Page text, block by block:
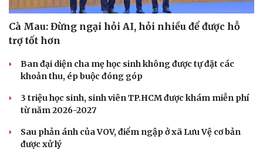
Cà Mau: Đừng ngại hỏi AI, hỏi nhiều để được hỗ
trợ tốt hơn
Ban đại diện cha mẹ học sinh không được tự đặt các
khoản thu, ép buộc đóng góp
3 triệu học sinh, sinh viên TP.HCM được khám miễn phí
từ năm 2026-2027
Sau phản ánh của VOV, điểm ngập ở xã Lưu Vệ cơ bản
được xử lý